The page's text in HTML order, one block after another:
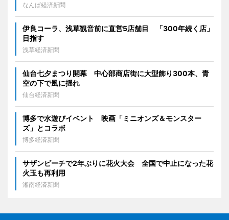
なんば経済新聞
伊良コーラ、浅草観音前に直営5店舗目 「300年続く店」
目指す
浅草経済新聞
仙台七夕まつり開幕 中心部商店街に大型飾り300本、青
空の下で風に揺れ
仙台経済新聞
博多で水遊びイベント 映画「ミニオンズ＆モンスター
ズ」とコラボ
博多経済新聞
サザンビーチで2年ぶりに花火大会 全国で中止になった花
火玉も再利用
湘南経済新聞